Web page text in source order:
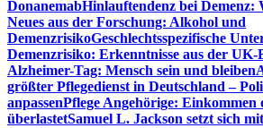
DonanemabHinlauftendenz bei Demenz:
Neues aus der Forschung: Alkohol und
DemenzrisikoGeschlechtsspezifische
Demenzrisiko: Erkenntnisse aus der UK-
Alzheimer-Tag: Mensch sein und bleiben
größter Pflegedienst in Deutschland –
anpassenPflege Angehörige: Einkommen
überlastetSamuel L. Jackson setzt sich